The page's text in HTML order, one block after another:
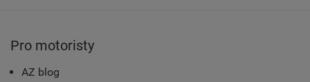
Pro motoristy
AZ blog